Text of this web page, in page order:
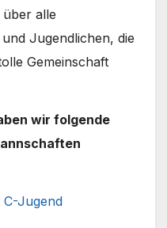
alle
Jugendlichen, die
Gemeinschaft
wir folgende
C-Jugend